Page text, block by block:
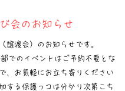
会のお知らせ
譲渡会）のお知らせです。
でのイベントはご予約不要とな
、お気軽にお立ち寄りください
する保護っコは分かり次第こち